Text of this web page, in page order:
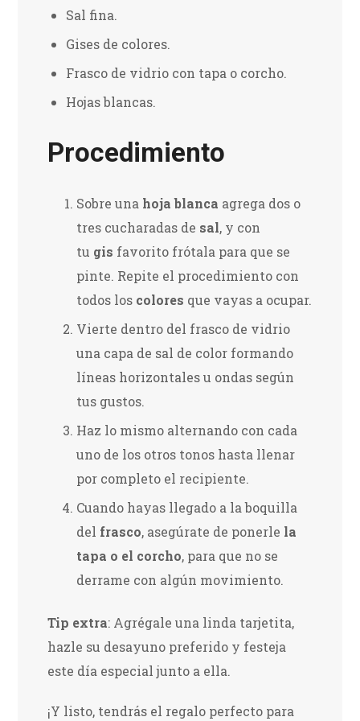
Sal fina.
Gises de colores.
Frasco de vidrio con tapa o corcho.
Hojas blancas.
Procedimiento
Sobre una hoja blanca agrega dos o
tres cucharadas de sal, y con
tu gis favorito frótala para que se
pinte. Repite el procedimiento con
todos los colores que vayas a ocupar.
Vierte dentro del frasco de vidrio
una capa de sal de color formando
líneas horizontales u ondas según
tus gustos.
Haz lo mismo alternando con cada
uno de los otros tonos hasta llenar
por completo el recipiente.
Cuando hayas llegado a la boquilla
del frasco, asegúrate de ponerle la
tapa o el corcho, para que no se
derrame con algún movimiento.
Tip extra: Agrégale una linda tarjetita,
hazle su desayuno preferido y festeja
este día especial junto a ella.
¡Y listo, tendrás el regalo perfecto para